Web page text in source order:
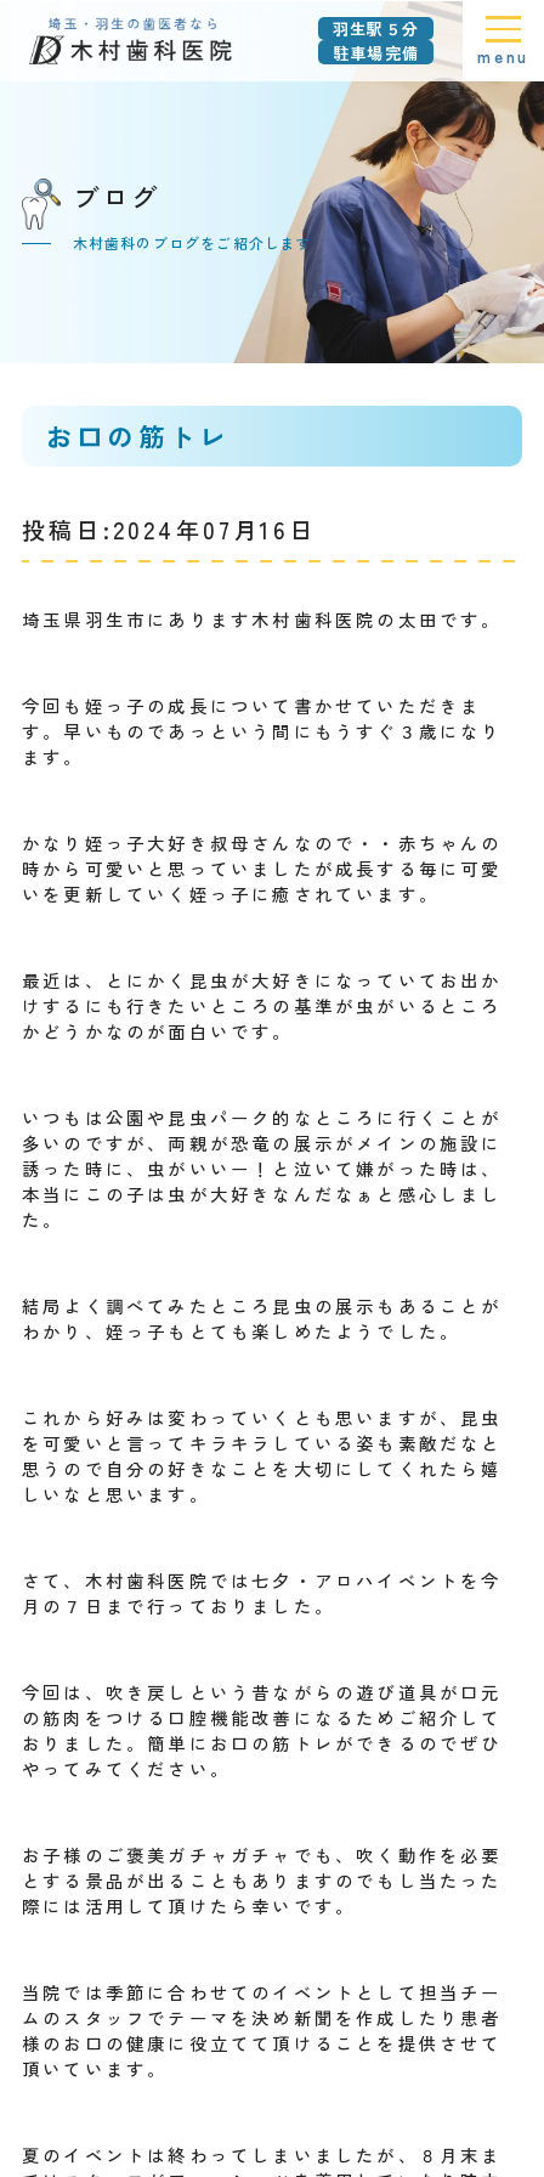
羽生駅５分
駐車場完備
menu
ブログ
木村歯科のブログをご紹介します
お口の筋トレ
投稿日:2024年07月16日
埼玉県羽生市にあります木村歯科医院の太田です。
今回も姪っ子の成長について書かせていただきま
す。早いものであっという間にもうすぐ３歳になり
ます。
かなり姪っ子大好き叔母さんなので・・赤ちゃんの
時から可愛いと思っていましたが成長する毎に可愛
いを更新していく姪っ子に癒されています。
最近は、とにかく昆虫が大好きになっていてお出か
けするにも行きたいところの基準が虫がいるところ
かどうかなのが面白いです。
いつもは公園や昆虫パーク的なところに行くことが
多いのですが、両親が恐竜の展示がメインの施設に
誘った時に、虫がいいー！と泣いて嫌がった時は、
本当にこの子は虫が大好きなんだなぁと感心しまし
た。
結局よく調べてみたところ昆虫の展示もあることが
わかり、姪っ子もとても楽しめたようでした。
これから好みは変わっていくとも思いますが、昆虫
を可愛いと言ってキラキラしている姿も素敵だなと
思うので自分の好きなことを大切にしてくれたら嬉
しいなと思います。
さて、木村歯科医院では七夕・アロハイベントを今
月の７日まで行っておりました。
今回は、吹き戻しという昔ながらの遊び道具が口元
の筋肉をつける口腔機能改善になるためご紹介して
おりました。簡単にお口の筋トレができるのでぜひ
やってみてください。
お子様のご褒美ガチャガチャでも、吹く動作を必要
とする景品が出ることもありますのでもし当たった
際には活用して頂けたら幸いです。
当院では季節に合わせてのイベントとして担当チー
ムのスタッフでテーマを決め新聞を作成したり患者
様のお口の健康に役立てて頂けることを提供させて
頂いています。
夏のイベントは終わってしまいましたが、８月末ま